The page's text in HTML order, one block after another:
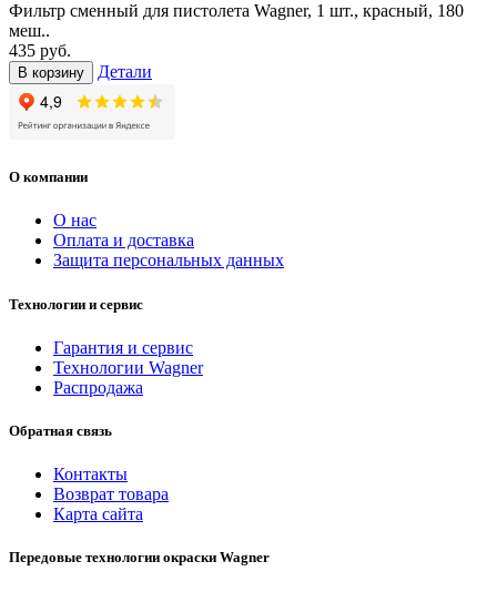
Фильтр сменный для пистолета Wagner, 1 шт., красный, 180
меш..
435 руб.
В корзину Детали
О компании
О нас
Оплата и доставка
Защита персональных данных
Технологии и сервис
Гарантия и сервис
Технологии Wagner
Распродажа
Обратная связь
Контакты
Возврат товара
Карта сайта
Передовые технологии окраски Wagner